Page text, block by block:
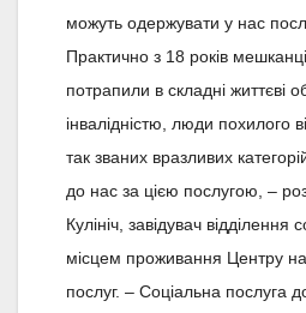
можуть одержувати у нас
Практично з 18 років
потрапили в складні життєві
інвалідністю, люди похилого
так званих вразливих
до нас за цією послугою, –
Кулініч, завідувач відділення
місцем проживання Центру
послуг. – Соціальна послуга